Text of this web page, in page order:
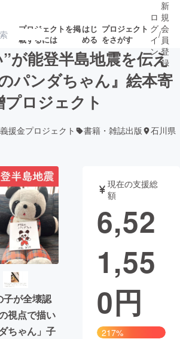
プロジェクトを掲
載するには
はじ
める
プロジェクト
をさがす
目の新着プロ 募集終了が近いプ
ジー・ガジェット
画 書籍・雑誌
・起業 チャレンジ
り・地域活性化
Social Good
CAMPFIRE Creation
ロ
グ
イ
ン
/
新
規
会
員
登
録
が能登半島地震を伝え
パンダちゃん』絵本寄
プロジェクト
援金プロジェクト 書籍・雑誌出版 石川県
子が全壊認
視点で描い
ちゃん」子
現在の支援総
額
6,52
1,55
0円
217%